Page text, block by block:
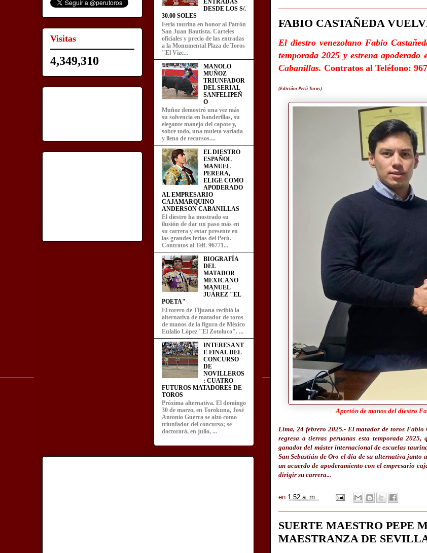
FABIO CASTAÑEDA
El diestro venezolano Fabio
temporada 2025 y estrena
Cabanillas. Contratos al Teléfono:
(Edición: Perú Toros)
Apretón de manos del diestro
Lima, 24 febrero 2025.- El matador de toros
regresa a tierras peruanas esta temporada
ganador del máster internacional de escuelas
San Sebastián de Oro el día de su alternativa
un acuerdo de apoderamiento con el empresario
dirigir su carrera...
en 1:52 a. m.
SUERTE MAESTRO PEPE
MAESTRANZA DE
Visitas
4,349,310
ENTRADAS
DESDE LOS S/.
30.00 SOLES
Feria taurina en honor al Patrón
San Juan Bautista. Carteles
oficiales y precio de las entradas
a la Monumental Plaza de Toros
"El Vizc...
MANOLO
MUÑOZ
TRIUNFADOR
DEL SERIAL
SANFELIPEÑ
O
Muñoz demostró una vez más
su solvencia en banderillas, su
elegante manejo del capote y,
sobre todo, una muleta variada
y llena de recursos....
EL DIESTRO
ESPAÑOL
MANUEL
PERERA,
ELIGE COMO
APODERADO
AL EMPRESARIO
CAJAMARQUINO
ANDERSON CABANILLAS
El diestro ha mostrado su
ilusión de dar un paso más en
su carrera y estar presente en
las grandes ferias del Perú.
Contratos al Telf. 96771...
BIOGRAFÍA
DEL
MATADOR
MEXICANO
MANUEL
JUÁREZ "EL
POETA"
El torero de Tijuana recibió la
alternativa de matador de toros
de manos de la figura de México
Eulalio López "El Zotoluco". ...
INTERESANT
E FINAL DEL
CONCURSO
DE
NOVILLEROS
: CUATRO
FUTUROS MATADORES DE
TOROS
Próxima alternativa. El domingo
30 de marzo, en Torokuna, José
Antonio Guerra se alzó como
triunfador del concurso; se
doctorará, en julio, ...